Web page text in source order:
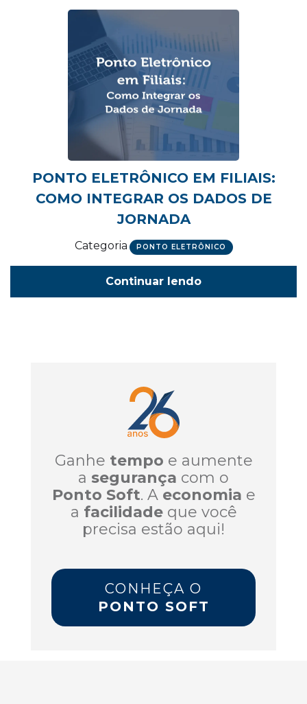
PONTO ELETRÔNICO EM FILIAIS:
COMO INTEGRAR OS DADOS DE
JORNADA
Categoria PONTO ELETRÔNICO
Continuar lendo
Ganhe tempo e aumente
a segurança com o
Ponto Soft. A economia e
a facilidadeque você
precisa estão aqui!
CONHEÇA O
PONTO SOFT